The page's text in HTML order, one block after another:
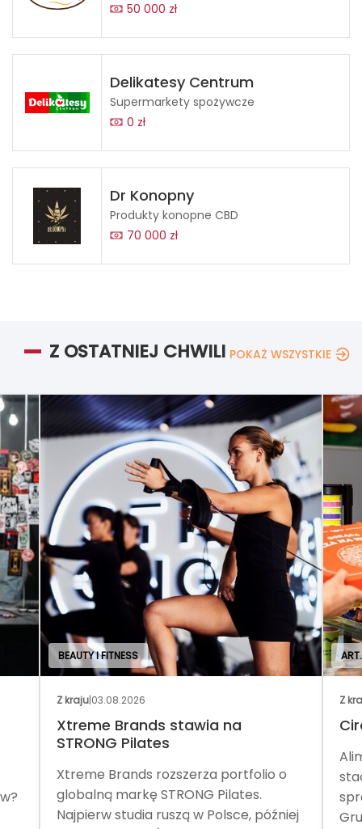
50 000 zł
Delikatesy Centrum
Supermarkety spożywcze
0 zł
Dr Konopny
Produkty konopne CBD
70 000 zł
Z OSTATNIEJ CHWILI POKAŻ WSZYSTKIE
BEAUTY I FITNESS
Z kraju|03.08.2026
Xtreme Brands stawia na
STRONG Pilates
Xtreme Brands rozszerza portfolio o
globalną markę STRONG Pilates.
Najpierw studia ruszą w Polsce, później
Z